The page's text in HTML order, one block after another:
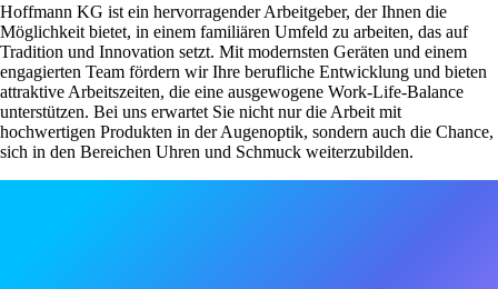
Hoffmann KG ist ein hervorragender Arbeitgeber, der Ihnen die
Möglichkeit bietet, in einem familiären Umfeld zu arbeiten, das auf
Tradition und Innovation setzt. Mit modernsten Geräten und einem
engagierten Team fördern wir Ihre berufliche Entwicklung und bieten
attraktive Arbeitszeiten, die eine ausgewogene Work-Life-Balance
unterstützen. Bei uns erwartet Sie nicht nur die Arbeit mit
hochwertigen Produkten in der Augenoptik, sondern auch die Chance,
sich in den Bereichen Uhren und Schmuck weiterzubilden.